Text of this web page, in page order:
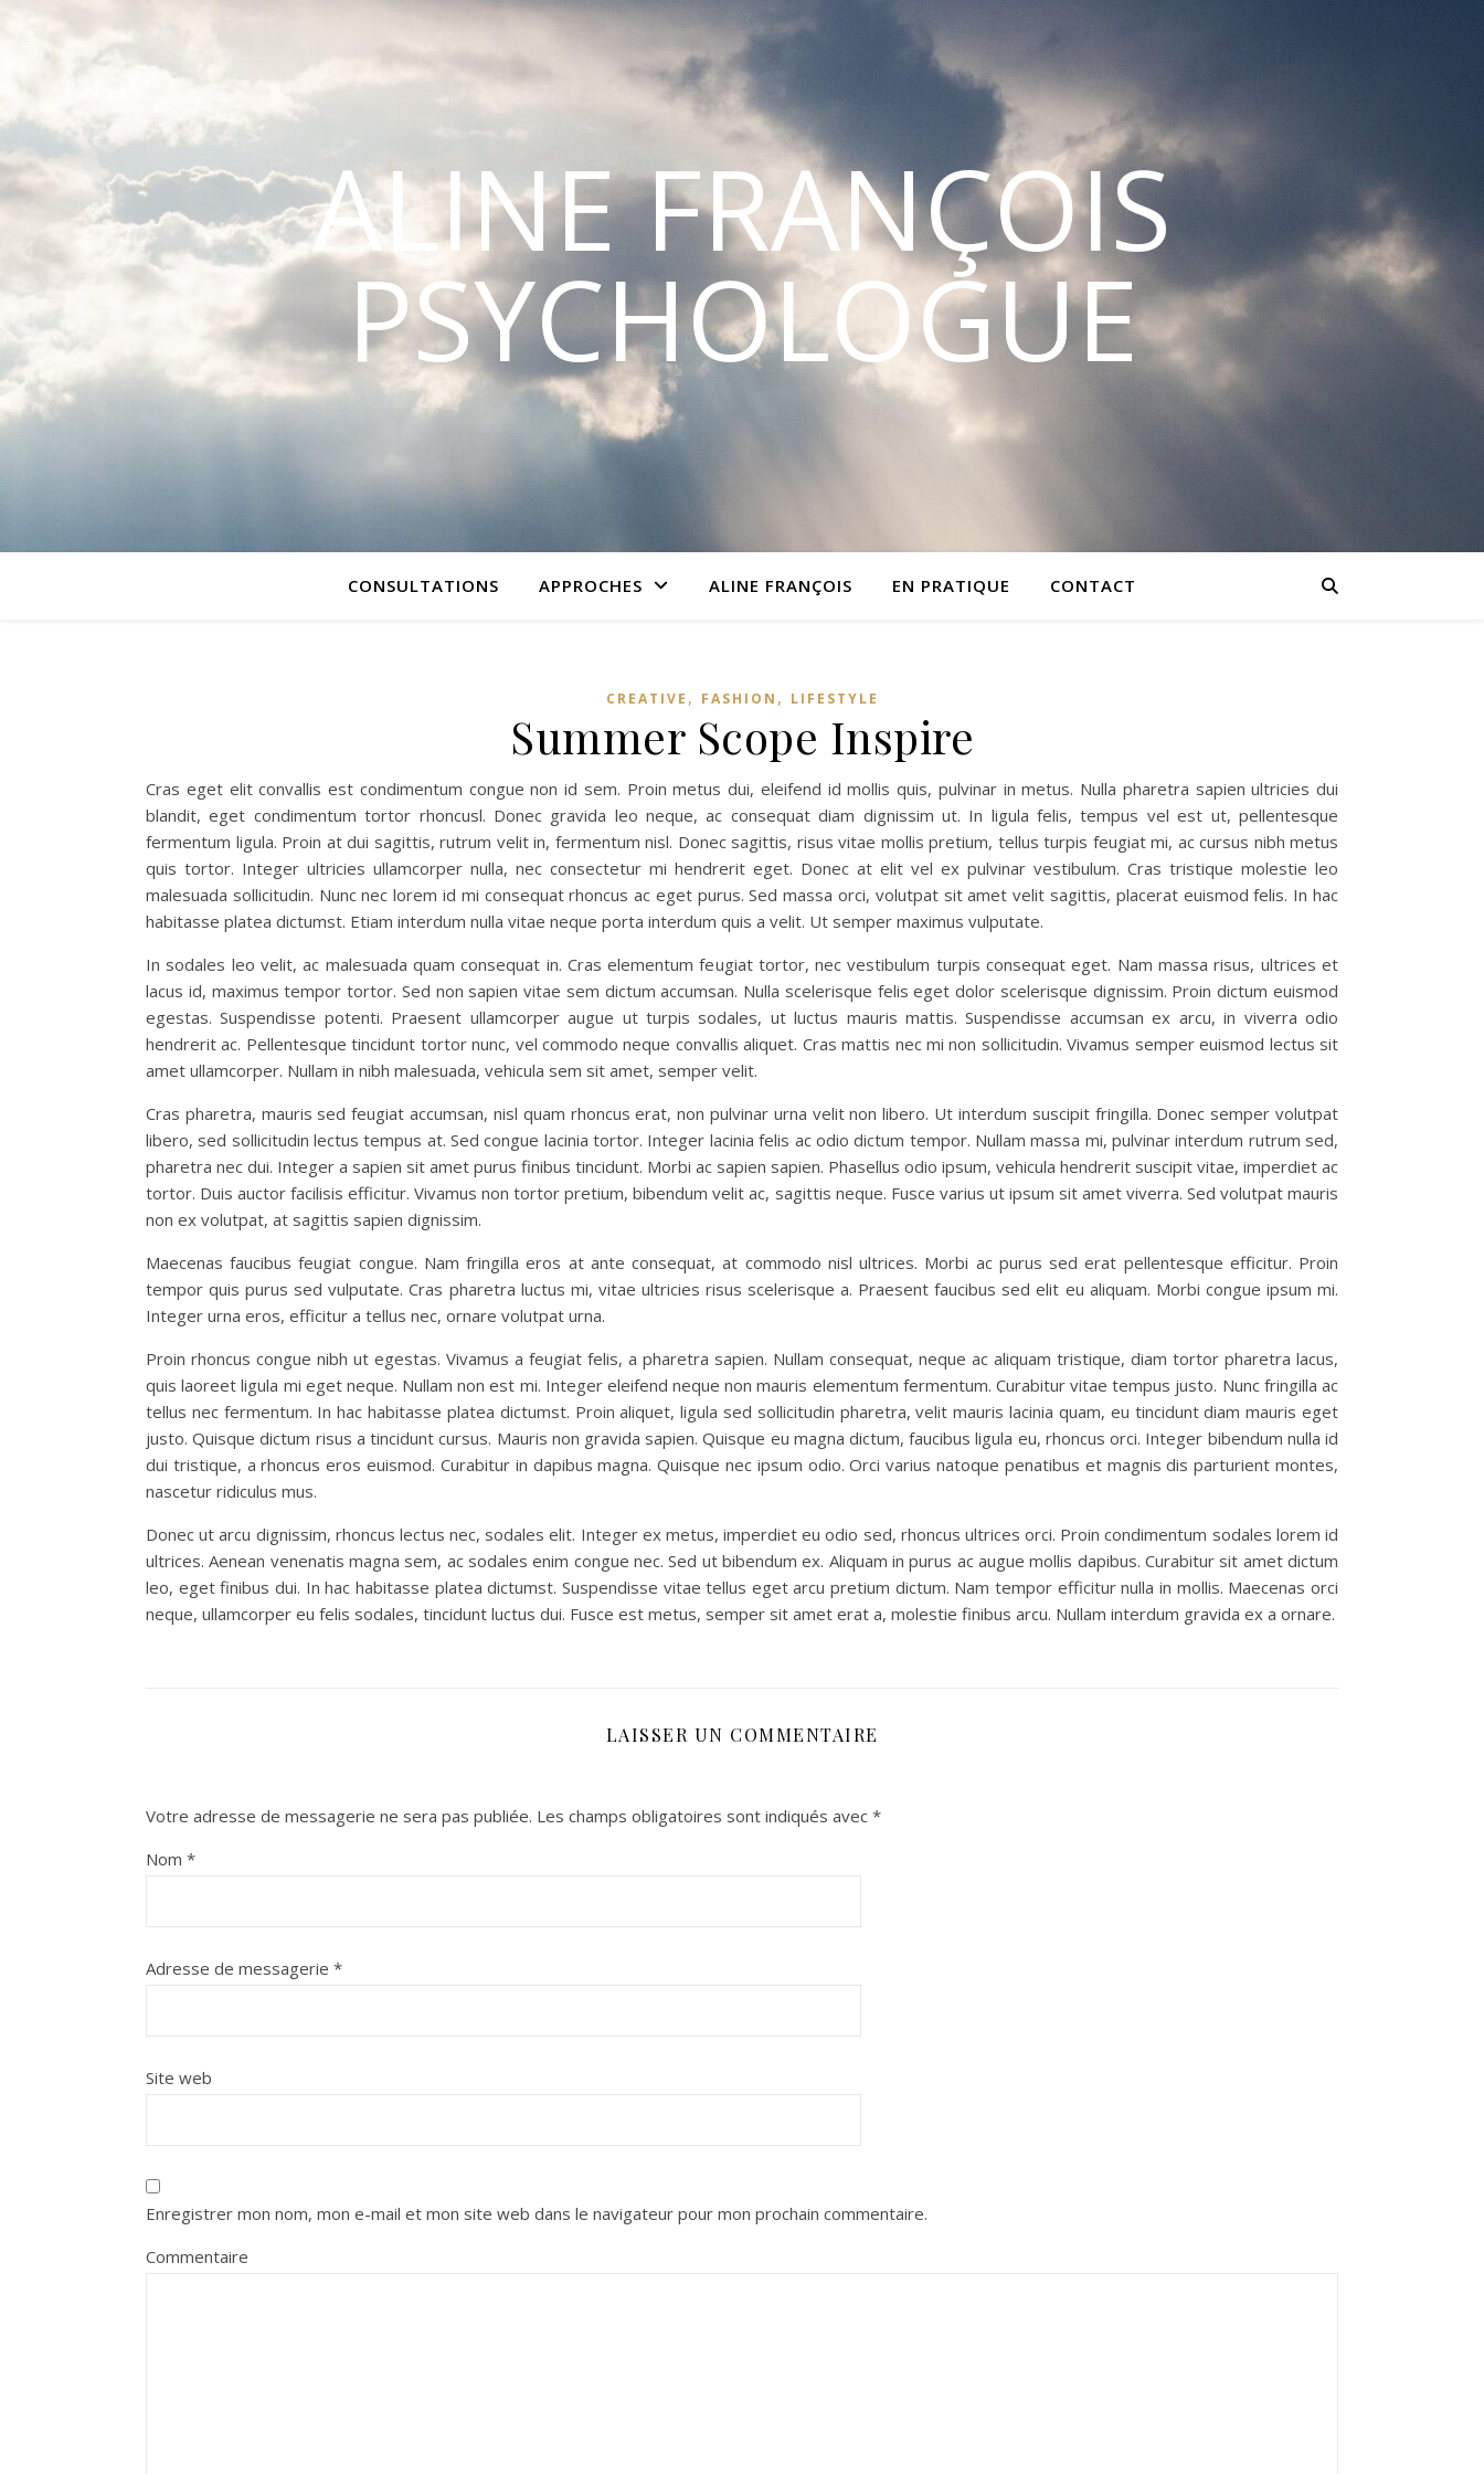
ALINE FRANÇOIS
PSYCHOLOGUE
CONSULTATIONS APPROCHES ALINE FRANÇOIS EN PRATIQUE CONTACT
CREATIVE , FASHION , LIFESTYLE
Summer Scope Inspire
Cras eget elit convallis est condimentum congue non id sem. Proin metus dui, eleifend id mollis quis, pulvinar in metus. Nulla pharetra sapien ultricies dui
blandit, eget condimentum tortor rhoncusl. Donec gravida leo neque, ac consequat diam dignissim ut. In ligula felis, tempus vel est ut, pellentesque
fermentum ligula. Proin at dui sagittis, rutrum velit in, fermentum nisl. Donec sagittis, risus vitae mollis pretium, tellus turpis feugiat mi, ac cursus nibh metus
quis tortor. Integer ultricies ullamcorper nulla, nec consectetur mi hendrerit eget. Donec at elit vel ex pulvinar vestibulum. Cras tristique molestie leo
malesuada sollicitudin. Nunc nec lorem id mi consequat rhoncus ac eget purus. Sed massa orci, volutpat sit amet velit sagittis, placerat euismod felis. In hac
habitasse platea dictumst. Etiam interdum nulla vitae neque porta interdum quis a velit. Ut semper maximus vulputate.
In sodales leo velit, ac malesuada quam consequat in. Cras elementum feugiat tortor, nec vestibulum turpis consequat eget. Nam massa risus, ultrices et
lacus id, maximus tempor tortor. Sed non sapien vitae sem dictum accumsan. Nulla scelerisque felis eget dolor scelerisque dignissim. Proin dictum euismod
egestas. Suspendisse potenti. Praesent ullamcorper augue ut turpis sodales, ut luctus mauris mattis. Suspendisse accumsan ex arcu, in viverra odio
hendrerit ac. Pellentesque tincidunt tortor nunc, vel commodo neque convallis aliquet. Cras mattis nec mi non sollicitudin. Vivamus semper euismod lectus sit
amet ullamcorper. Nullam in nibh malesuada, vehicula sem sit amet, semper velit.
Cras pharetra, mauris sed feugiat accumsan, nisl quam rhoncus erat, non pulvinar urna velit non libero. Ut interdum suscipit fringilla. Donec semper volutpat
libero, sed sollicitudin lectus tempus at. Sed congue lacinia tortor. Integer lacinia felis ac odio dictum tempor. Nullam massa mi, pulvinar interdum rutrum sed,
pharetra nec dui. Integer a sapien sit amet purus finibus tincidunt. Morbi ac sapien sapien. Phasellus odio ipsum, vehicula hendrerit suscipit vitae, imperdiet ac
tortor. Duis auctor facilisis efficitur. Vivamus non tortor pretium, bibendum velit ac, sagittis neque. Fusce varius ut ipsum sit amet viverra. Sed volutpat mauris
non ex volutpat, at sagittis sapien dignissim.
Maecenas faucibus feugiat congue. Nam fringilla eros at ante consequat, at commodo nisl ultrices. Morbi ac purus sed erat pellentesque efficitur. Proin
tempor quis purus sed vulputate. Cras pharetra luctus mi, vitae ultricies risus scelerisque a. Praesent faucibus sed elit eu aliquam. Morbi congue ipsum mi.
Integer urna eros, efficitur a tellus nec, ornare volutpat urna.
Proin rhoncus congue nibh ut egestas. Vivamus a feugiat felis, a pharetra sapien. Nullam consequat, neque ac aliquam tristique, diam tortor pharetra lacus,
quis laoreet ligula mi eget neque. Nullam non est mi. Integer eleifend neque non mauris elementum fermentum. Curabitur vitae tempus justo. Nunc fringilla ac
tellus nec fermentum. In hac habitasse platea dictumst. Proin aliquet, ligula sed sollicitudin pharetra, velit mauris lacinia quam, eu tincidunt diam mauris eget
justo. Quisque dictum risus a tincidunt cursus. Mauris non gravida sapien. Quisque eu magna dictum, faucibus ligula eu, rhoncus orci. Integer bibendum nulla id
dui tristique, a rhoncus eros euismod. Curabitur in dapibus magna. Quisque nec ipsum odio. Orci varius natoque penatibus et magnis dis parturient montes,
nascetur ridiculus mus.
Donec ut arcu dignissim, rhoncus lectus nec, sodales elit. Integer ex metus, imperdiet eu odio sed, rhoncus ultrices orci. Proin condimentum sodales lorem id
ultrices. Aenean venenatis magna sem, ac sodales enim congue nec. Sed ut bibendum ex. Aliquam in purus ac augue mollis dapibus. Curabitur sit amet dictum
leo, eget finibus dui. In hac habitasse platea dictumst. Suspendisse vitae tellus eget arcu pretium dictum. Nam tempor efficitur nulla in mollis. Maecenas orci
neque, ullamcorper eu felis sodales, tincidunt luctus dui. Fusce est metus, semper sit amet erat a, molestie finibus arcu. Nullam interdum gravida ex a ornare.
LAISSER UN COMMENTAIRE
Votre adresse de messagerie ne sera pas publiée. Les champs obligatoires sont indiqués avec *
Nom *
Adresse de messagerie *
Site web
Enregistrer mon nom, mon e-mail et mon site web dans le navigateur pour mon prochain commentaire.
Commentaire